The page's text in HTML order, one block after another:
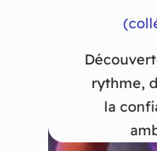
rythme,
la